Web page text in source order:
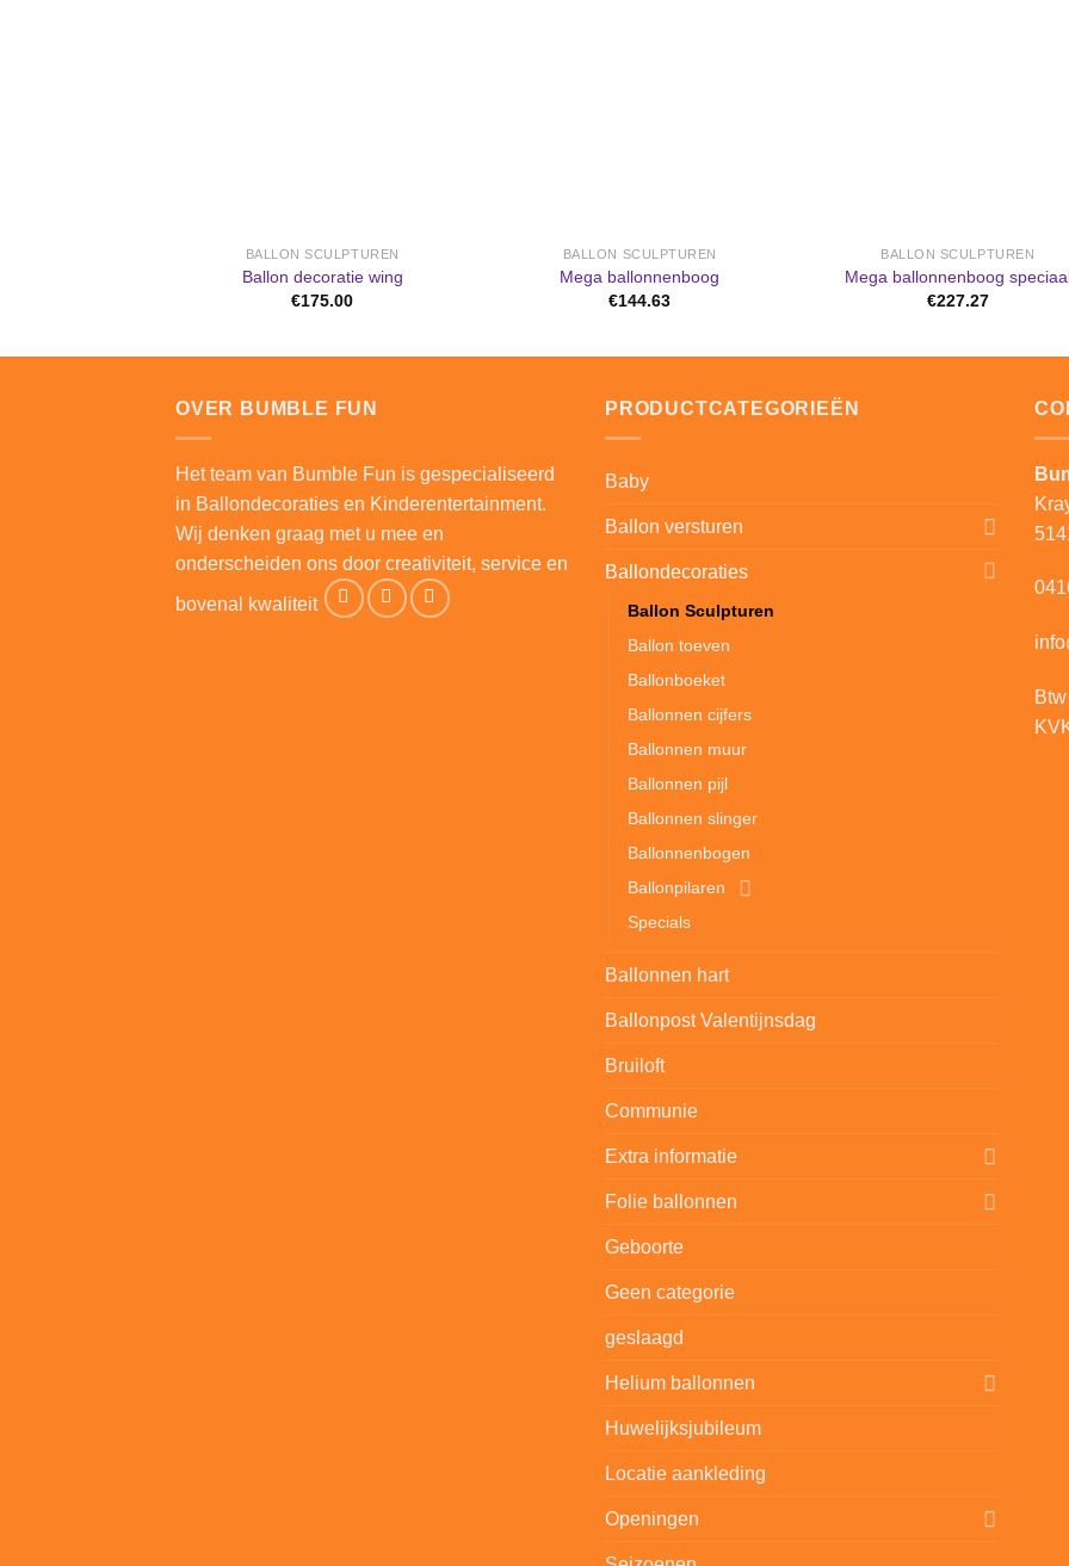
BALLON SCULPTUREN
Ballon decoratie wing
€175.00
BALLON SCULPTUREN
Mega ballonnenboog
€144.63
BALLON SCULPTUREN
Mega ballonnenboog
€227.27
OVER BUMBLE FUN
Het team van Bumble Fun is gespecialiseerd
in Ballondecoraties en Kinderentertainment.
Wij denken graag met u mee en
onderscheiden ons door creativiteit, service en
bovenal kwaliteit
PRODUCTCATEGORIEËN
Baby
Ballon versturen
Ballondecoraties
Ballon Sculpturen
Ballon toeven
Ballonboeket
Ballonnen cijfers
Ballonnen muur
Ballonnen pijl
Ballonnen slinger
Ballonnenbogen
Ballonpilaren
Specials
Ballonnen hart
Ballonpost Valentijnsdag
Bruiloft
Communie
Extra informatie
Folie ballonnen
Geboorte
Geen categorie
geslaagd
Helium ballonnen
Huwelijksjubileum
Locatie aankleding
Openingen